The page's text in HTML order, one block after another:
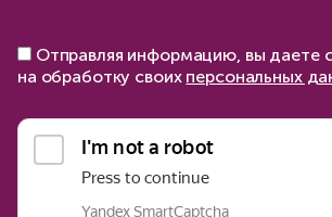
Отправляя информацию, вы даете
на обработку своих персональных